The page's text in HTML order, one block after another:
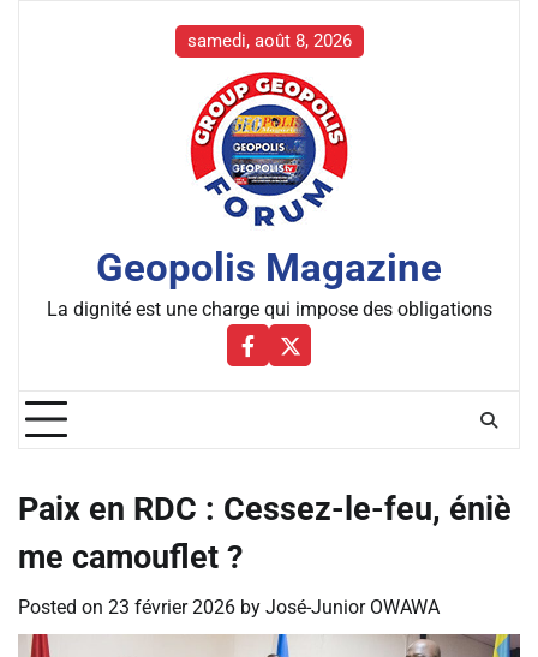
samedi, août 8, 2026
Geopolis Magazine
La dignité est une charge qui impose des obligations
Facebbok
X
Paix en RDC : Cessez-le-feu, éniè
me camouflet ?
Posted on 23 février 2026 by José-Junior OWAWA